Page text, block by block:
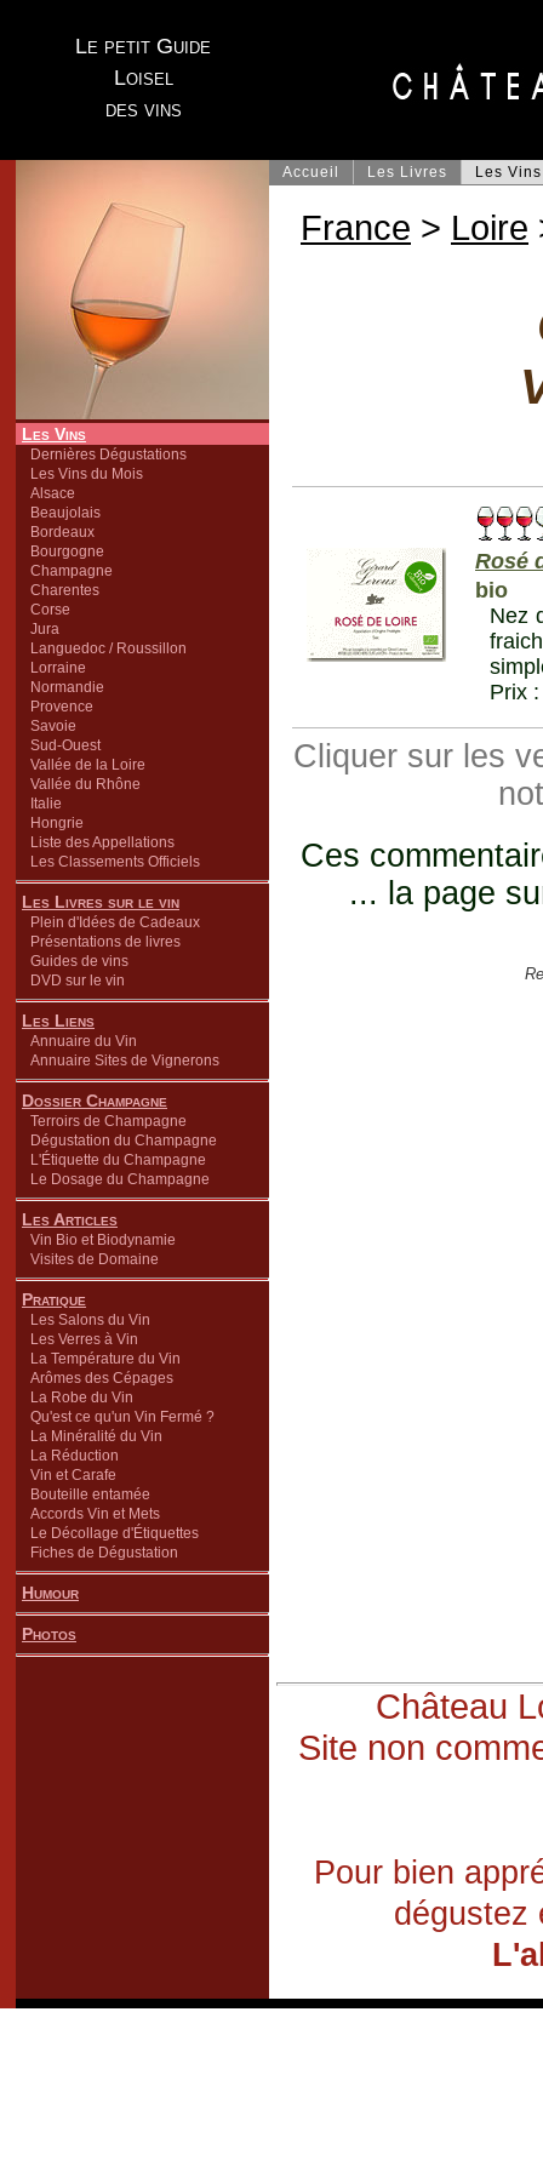
Le petit Guide
Loisel
des vins
Les Vins
Dernières Dégustations
Les Vins du Mois
Alsace
Beaujolais
Bordeaux
Bourgogne
Champagne
Charentes
Corse
Jura
Languedoc / Roussillon
Lorraine
Normandie
Provence
Savoie
Sud-Ouest
Vallée de la Loire
Vallée du Rhône
Italie
Hongrie
Liste des Appellations
Les Classements Officiels
Les Livres sur le vin
Plein d'Idées de Cadeaux
Présentations de livres
Guides de vins
DVD sur le vin
Les Liens
Annuaire du Vin
Annuaire Sites de Vignerons
Dossier Champagne
Terroirs de Champagne
Dégustation du Champagne
L'Étiquette du Champagne
Le Dosage du Champagne
Les Articles
Vin Bio et Biodynamie
Visites de Domaine
Pratique
Les Salons du Vin
Les Verres à Vin
La Température du Vin
Arômes des Cépages
La Robe du Vin
Qu'est ce qu'un Vin Fermé ?
La Minéralité du Vin
La Réduction
Vin et Carafe
Bouteille entamée
Accords Vin et Mets
Le Décollage d'Étiquettes
Fiches de Dégustation
Humour
Photos
Accueil Les Livres Les Vins
France > Loire
Rosé
bio
Nez
Prix :
Cliquer sur les
Ces
... la page
Château
Site non
Pour bien
dégustez